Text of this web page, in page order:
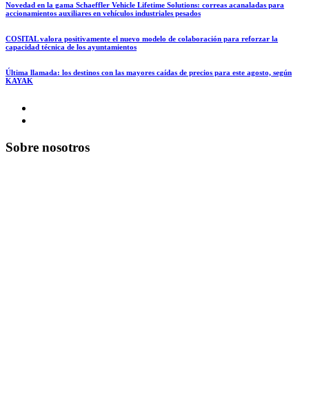
Novedad en la gama Schaeffler Vehicle Lifetime Solutions: correas acanaladas para
accionamientos auxiliares en vehículos industriales pesados
COSITAL valora positivamente el nuevo modelo de colaboración para reforzar la
capacidad técnica de los ayuntamientos
Última llamada: los destinos con las mayores caídas de precios para este agosto, según
KAYAK
Sobre nosotros